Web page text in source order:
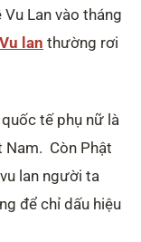
Lan vào tháng
lan thường rơi
tế phụ nữ là
Nam. Còn Phật
lan người ta
để chỉ dấu hiệu